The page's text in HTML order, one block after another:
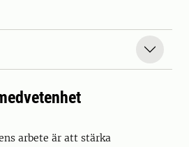
arbete är att stärka